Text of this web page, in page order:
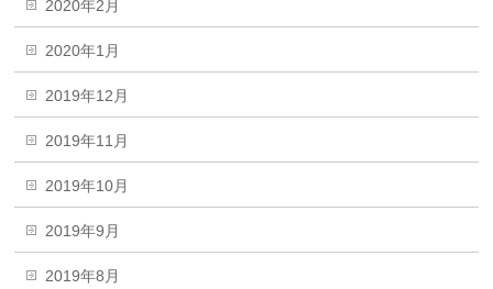
2020年2月
2020年1月
2019年12月
2019年11月
2019年10月
2019年9月
2019年8月